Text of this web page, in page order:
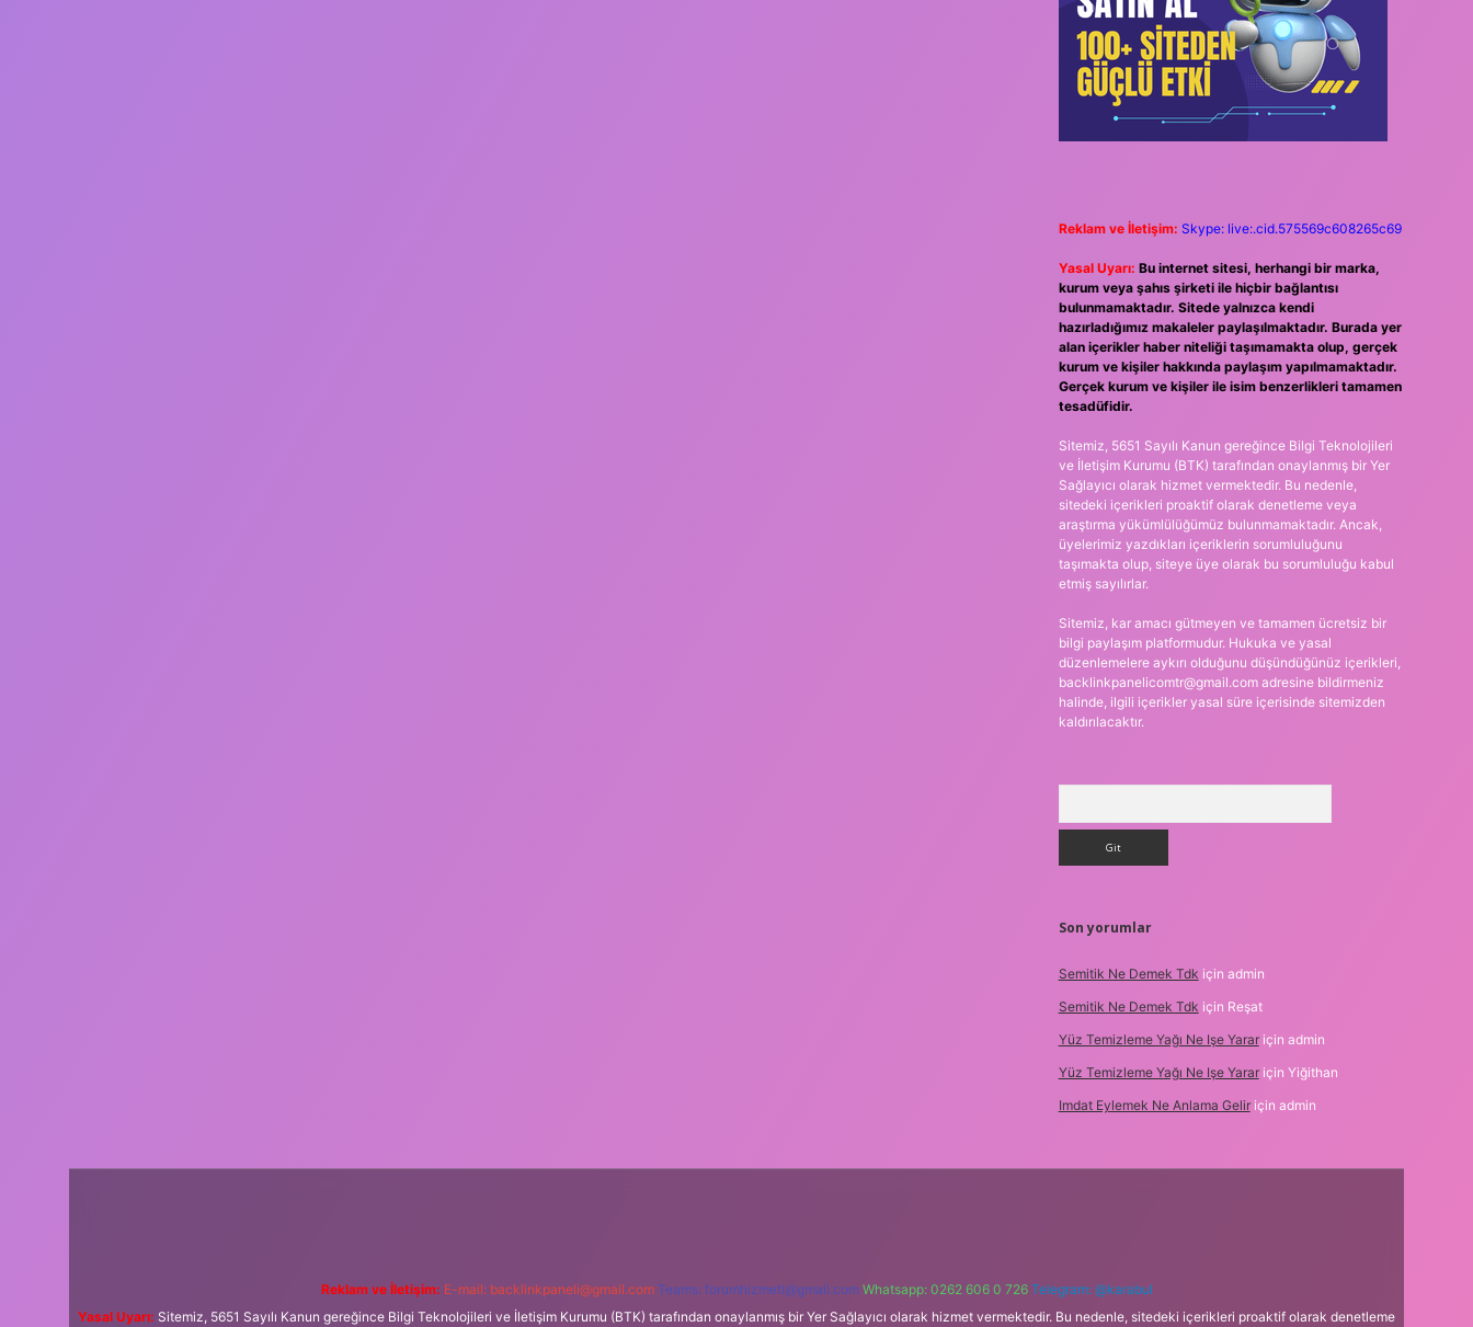
Reklam ve İletişim: Skype: live:.cid.575569c608265c69
Yasal Uyarı: Bu internet sitesi, herhangi bir marka,
kurum veya şahıs şirketi ile hiçbir bağlantısı
bulunmamaktadır. Sitede yalnızca kendi
hazırladığımız makaleler paylaşılmaktadır. Burada yer
alan içerikler haber niteliği taşımamakta olup, gerçek
kurum ve kişiler hakkında paylaşım yapılmamaktadır.
Gerçek kurum ve kişiler ile isim benzerlikleri tamamen
tesadüfidir.
Sitemiz, 5651 Sayılı Kanun gereğince Bilgi Teknolojileri
ve İletişim Kurumu (BTK) tarafından onaylanmış bir Yer
Sağlayıcı olarak hizmet vermektedir. Bu nedenle,
sitedeki içerikleri proaktif olarak denetleme veya
araştırma yükümlülüğümüz bulunmamaktadır. Ancak,
üyelerimiz yazdıkları içeriklerin sorumluluğunu
taşımakta olup, siteye üye olarak bu sorumluluğu kabul
etmiş sayılırlar.
Sitemiz, kar amacı gütmeyen ve tamamen ücretsiz bir
bilgi paylaşım platformudur. Hukuka ve yasal
düzenlemelere aykırı olduğunu düşündüğünüz içerikleri,
backlinkpanelicomtr@gmail.comadresine bildirmeniz
halinde, ilgili içerikler yasal süre içerisinde sitemizden
kaldırılacaktır.
Son yorumlar
Semitik Ne Demek Tdk için admin
Semitik Ne Demek Tdk için Reşat
Yüz Temizleme Yağı Ne Işe Yarariçin admin
Yüz Temizleme Yağı Ne Işe Yarariçin Yiğithan
Imdat Eylemek Ne Anlama Geliriçin admin
Reklam ve İletişim: E-mail: backlinkpaneli@gmail.com Teams: forumhizmeti@gmail.com Whatsapp: 0262 606 0 726 Telegram: @karabul
Yasal Uyarı: Sitemiz, 5651 Sayılı Kanun gereğince Bilgi Teknolojileri ve İletişim Kurumu (BTK) tarafından onaylanmış bir Yer Sağlayıcı olarak hizmet vermektedir. Bu nedenle, sitedeki içerikleri proaktif olarak denetleme